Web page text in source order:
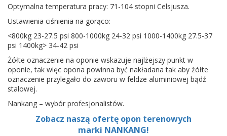
Optymalna temperatura pracy: 71-104 stopni Celsjusza.
Ustawienia ciśnienia na gorąco:
<800kg 23-27.5 psi 800-1000kg 24-32 psi 1000-1400kg 27.5-37
psi 1400kg> 34-42 psi
Żółte oznaczenie na oponie wskazuje najlżejszy punkt w
oponie, tak więc opona powinna być nakładana tak aby żółte
oznaczenie przylegało do zaworu w feldze aluminiowej bądź
stalowej.
Nankang – wybór profesjonalistów.
Zobacz naszą ofertę opon terenowych
marki NANKANG!